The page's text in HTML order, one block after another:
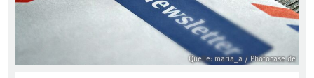
Quelle: maria_a / Photocase.de